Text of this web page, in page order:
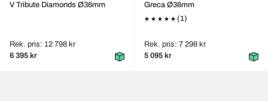
V Tribute Diamonds Ø36mm
Rek. pris: 12 798 kr
6 395 kr
Greca Ø36mm
(1)
Rek. pris: 7 298 kr
5 095 kr